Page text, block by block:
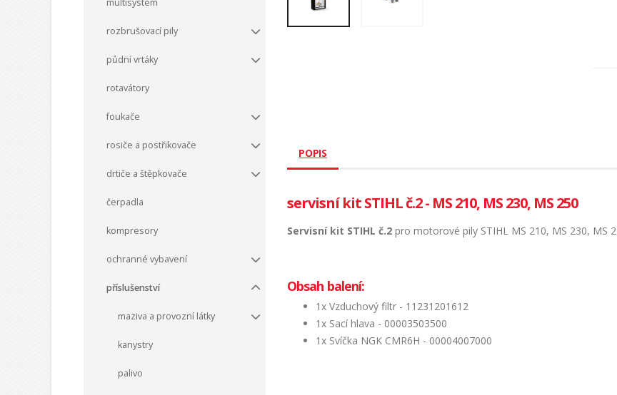
multisystém
rozbrušovací pily
půdní vrtáky
rotavátory
foukače
rosiče a postřikovače
drtiče a štěpkovače
čerpadla
kompresory
ochranné vybavení
příslušenství
maziva a provozní látky
kanystry
palivo
POPIS
servisní kit STIHL č.2 - MS 210, MS 230, MS 250
Servisní kit STIHL č.2 pro motorové pily STIHL MS 210, MS 230, MS
Obsah balení:
1x Vzduchový filtr - 11231201612
1x Sací hlava - 00003503500
1x Svíčka NGK CMR6H - 00004007000